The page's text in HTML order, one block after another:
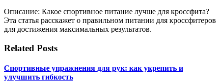
Описание: Какое спортивное питание лучше для кроссфита?
Эта статья расскажет о правильном питании для кроссфитеров
для достижения максимальных результатов.
Related Posts
Спортивные упражнения для рук: как укрепить и
улучшить гибкость